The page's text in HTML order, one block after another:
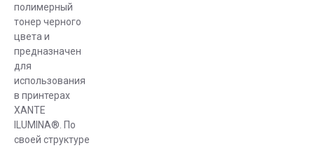
полимерный
тонер черного
цвета и
предназначен
для
использования
в принтерах
XANTE
ILUMINA®. По
своей структуре